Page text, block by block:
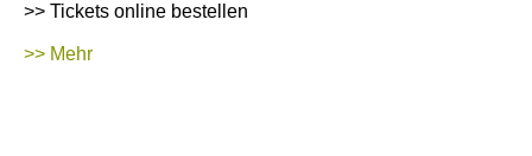
>> Tickets online bestellen
>> Mehr